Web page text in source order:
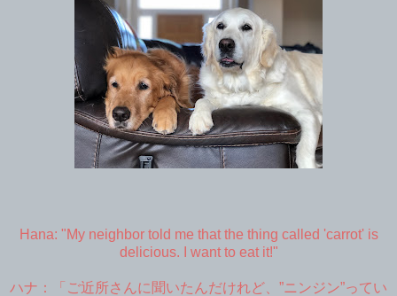
Hana: "My neighbor told me that the thing called 'carrot' is
delicious. I want to eat it!"
ハナ：「ご近所さんに聞いたんだけれど、”ニンジン”ってい